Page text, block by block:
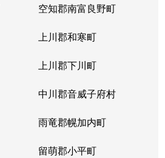
空知郡南富良野町
上川郡和寒町
上川郡下川町
中川郡音威子府村
雨竜郡幌加内町
留萌郡小平町